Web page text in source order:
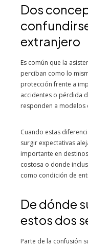
Dos
extranjero
Es común que la
perciban como lo
protección frente a
accidentes o pérdida
responden a modelos
Cuando estas
surgir expectativas
importante en
costosa o donde
como condición de
De dónde
estos dos
Parte de la confusión